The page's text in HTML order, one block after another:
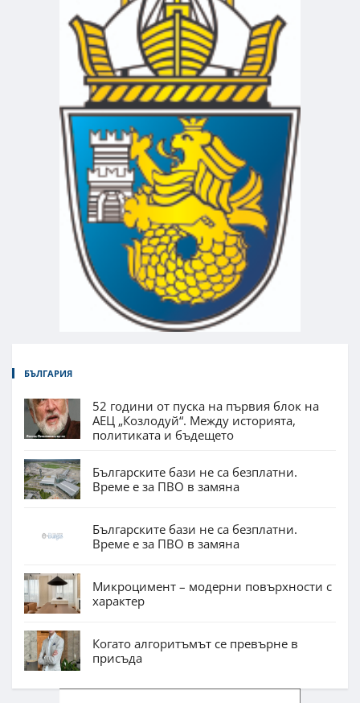
БЪЛГАРИЯ
52 години от пуска на първия блок на
АЕЦ „Козлодуй“. Между историята,
политиката и бъдещето
Българските бази не са безплатни.
Време е за ПВО в замяна
Българските бази не са безплатни.
Време е за ПВО в замяна
Микроцимент – модерни повърхности с
характер
Когато алгоритъмът се превърне в
присъда